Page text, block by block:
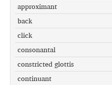
approximant
back
click
consonantal
constricted glottis
continuant